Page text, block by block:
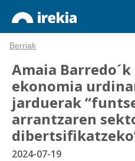
Berriak
Amaia
ekonomia
jarduerak
arrantzaren
2024-07-19